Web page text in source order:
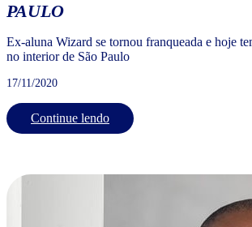
PAULO
Ex-aluna Wizard se tornou franqueada e hoje
no interior de São Paulo
17/11/2020
Continue lendo